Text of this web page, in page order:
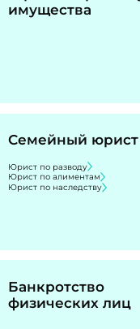
имущества
Семейный юрист
Юрист по разводу
Юрист по алиментам
Юрист по наследству
Банкротство
физических лиц